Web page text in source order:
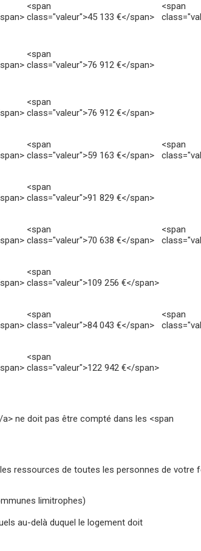
<span
class="valeur">45 133 €</span>
<span
<span
class="valeur">76 912 €</span>
<span
class="valeur">76 912 €</span>
<span
class="valeur">59 163 €</span>
<span
<span
class="valeur">91 829 €</span>
<span
class="valeur">70 638 €</span>
<span
<span
class="valeur">109 256 €</span>
<span
class="valeur">84 043 €</span>
<span
<span
class="valeur">122 942 €</span>
ne doit pas être compté dans les <span
ressources de toutes les personnes de votre
limitrophes)
au-delà duquel le logement doit